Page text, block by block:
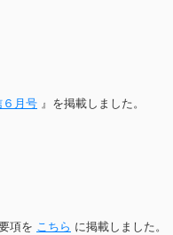
６月号 』を掲載しました。
項を こちら に掲載しました。